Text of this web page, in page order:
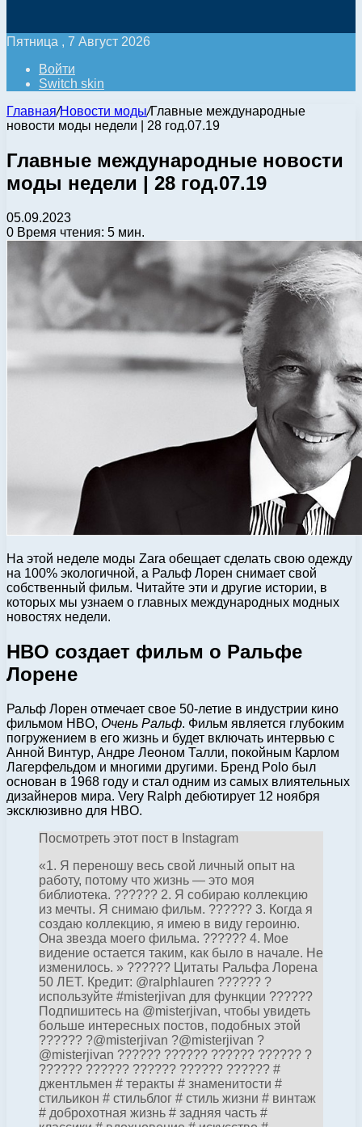
Пятница , 7 Август 2026
Войти
Switch skin
Главная/Новости моды/Главные международные
новости моды недели | 28 год.07.19
Главные международные новости
моды недели | 28 год.07.19
05.09.2023
0 Время чтения: 5 мин.
На этой неделе моды Zara обещает сделать свою одежду
на 100% экологичной, а Ральф Лорен снимает свой
собственный фильм. Читайте эти и другие истории, в
которых мы узнаем о главных международных модных
новостях недели.
HBO создает фильм о Ральфе
Лорене
Ральф Лорен отмечает свое 50-летие в индустрии кино
фильмом HBO, Очень Ральф. Фильм является глубоким
погружением в его жизнь и будет включать интервью с
Анной Винтур, Андре Леоном Талли, покойным Карлом
Лагерфельдом и многими другими. Бренд Polo был
основан в 1968 году и стал одним из самых влиятельных
дизайнеров мира. Very Ralph дебютирует 12 ноября
эксклюзивно для HBO.
Посмотреть этот пост в Instagram
«1. Я переношу весь свой личный опыт на
работу, потому что жизнь — это моя
библиотека. ?????? 2. Я собираю коллекцию
из мечты. Я снимаю фильм. ?????? 3. Когда я
создаю коллекцию, я имею в виду героиню.
Она звезда моего фильма. ?????? 4. Мое
видение остается таким, как было в начале. Не
изменилось. » ?????? Цитаты Ральфа Лорена
50 ЛЕТ. Кредит: @ralphlauren ?????? ?
используйте #misterjivan для функции ??????
Подпишитесь на @misterjivan, чтобы увидеть
больше интересных постов, подобных этой
?????? ?@misterjivan ?@misterjivan ?
@misterjivan ?????? ?????? ?????? ?????? ?
?????? ?????? ?????? ?????? ?????? #
джентльмен # теракты # знаменитости #
стильикон # стильблог # стиль жизни # винтаж
# доброхотная жизнь # задняя часть #